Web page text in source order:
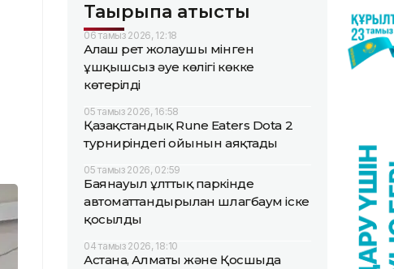
Тақырыпқа қатысты
06 тамыз 2026, 12:18
Алғаш рет жолаушы мінген
ұшқышсыз әуе көлігі көкке
көтерілді
05 тамыз 2026, 16:58
Қазақстандық Rune Eaters Dota 2
турниріндегі ойынын аяқтады
05 тамыз 2026, 02:59
Баянауыл ұлттық паркінде
автоматтандырылған шлагбаум іске
қосылды
04 тамыз 2026, 18:10
Астана, Алматы және Қосшыда